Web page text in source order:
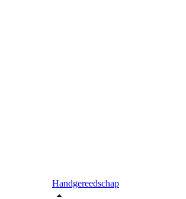
Handgereedschap